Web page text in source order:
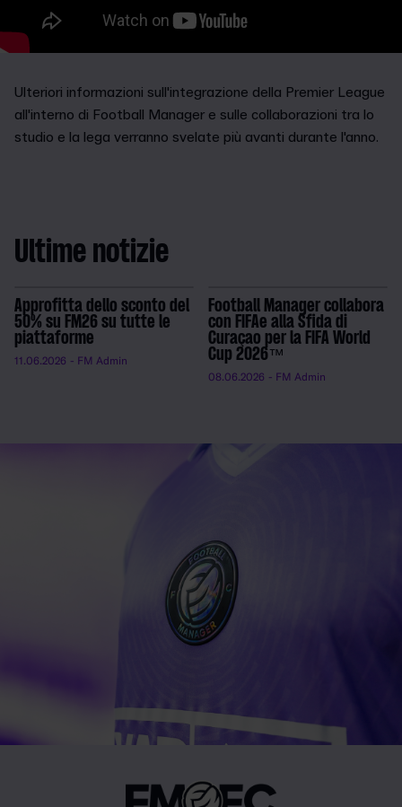
Ulteriori informazioni sull'integrazione della Premier League
all'interno di Football Manager e sulle collaborazioni tra lo
studio e la lega verranno svelate più avanti durante l'anno.
Ultime notizie
Approfitta dello sconto del
50% su FM26 su tutte le
piattaforme
11.06.2026 - FM Admin
Football Manager collabora
con FIFAe alla Sfida di
Curaçao per la FIFA World
Cup 2026™
08.06.2026 - FM Admin